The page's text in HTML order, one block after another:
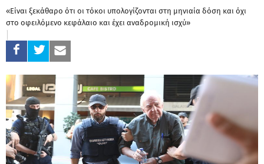
«Είναι ξεκάθαρο ότι οι τόκοι υπολογίζονται στη μηνιαία δόση και όχι
στο οφειλόμενο κεφάλαιο και έχει αναδρομική ισχύ»